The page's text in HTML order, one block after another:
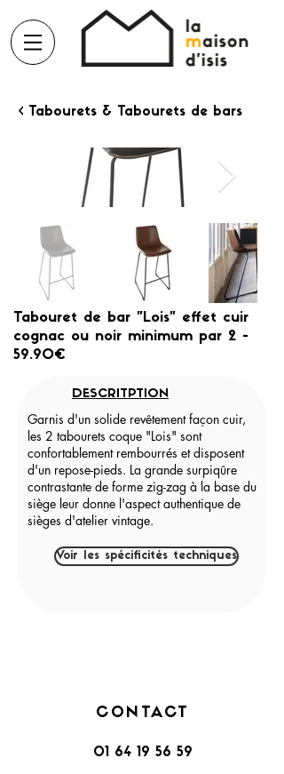
< Tabourets & Tabourets de bars
Tabouret de bar "Lois" effet cuir
cognac ou noir minimum par 2 -
59.90€
DESCRITPTION
Garnis d'un solide revêtement façon cuir,
les 2 tabourets coque "Lois" sont
confortablement rembourrés et disposent
d'un repose-pieds. La grande surpiqûre
contrastante de forme zig-zag à la base du
siège leur donne l'aspect authentique de
sièges d'atelier vintage.
Voir les spécificités techniques
CONTACT
01 64 19 56 59